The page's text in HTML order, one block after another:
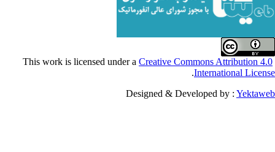
Creative Commons
.
Designed & Developed by :